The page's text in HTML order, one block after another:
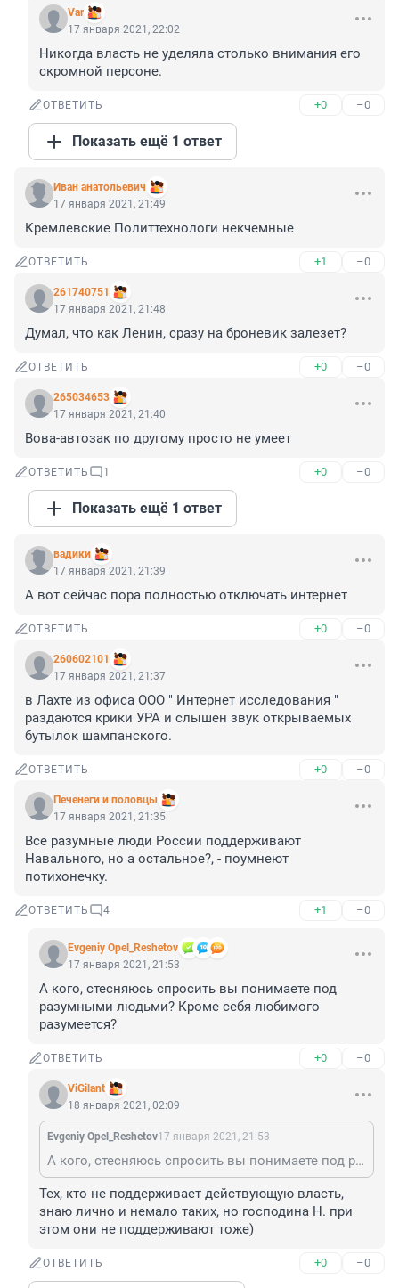
Var
17 января 2021, 22:02
Никогда власть не уделяла столько внимания его
скромной персоне.
ОТВЕТИТЬ +0 –0
Показать ещё 1 ответ
Иван анатольевич
17 января 2021, 21:49
Кремлевские Политтехнологи некчемные
ОТВЕТИТЬ +1 –0
261740751
17 января 2021, 21:48
Думал, что как Ленин, сразу на броневик залезет?
ОТВЕТИТЬ +0 –0
265034653
17 января 2021, 21:40
Вова-автозак по другому просто не умеет
ОТВЕТИТЬ 1 +0 –0
Показать ещё 1 ответ
вадики
17 января 2021, 21:39
А вот сейчас пора полностью отключать интернет
ОТВЕТИТЬ +0 –0
260602101
17 января 2021, 21:37
в Лахте из офиса ООО " Интернет исследования "
раздаются крики УРА и слышен звук открываемых
бутылок шампанского.
ОТВЕТИТЬ +0 –0
Печенеги и половцы
17 января 2021, 21:35
Все разумные люди России поддерживают
Навального, но а остальное?, - поумнеют
потихонечку.
ОТВЕТИТЬ 4 +1 –0
Evgeniy Opel_Reshetov
17 января 2021, 21:53
А кого, стесняюсь спросить вы понимаете под
разумными людьми? Кроме себя любимого
разумеется?
ОТВЕТИТЬ +0 –0
ViGilant
18 января 2021, 02:09
Evgeniy Opel_Reshetov17 января 2021, 21:53
А кого, стесняюсь спросить вы понимаете под разумными людьми? Кроме себя любимого разумеется?
Тех, кто не поддерживает действующую власть,
знаю лично и немало таких, но господина Н. при
этом они не поддерживают тоже)
ОТВЕТИТЬ +0 –0